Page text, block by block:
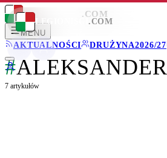
LEGIONISCI .COM
MENU
AKTUALNOŚCI
DRUŻYNA2026/27
LEGIONISCI .COM
#
7 artykułów